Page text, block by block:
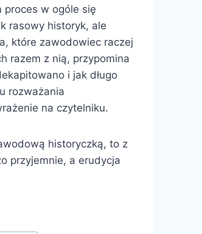
proces w ogóle się
rasowy historyk, ale
które zawodowiec raczej
razem z nią, przypomina
i jak długo
rozważania
na czytelniku.
historyczką, to z
przyjemnie, a erudycja